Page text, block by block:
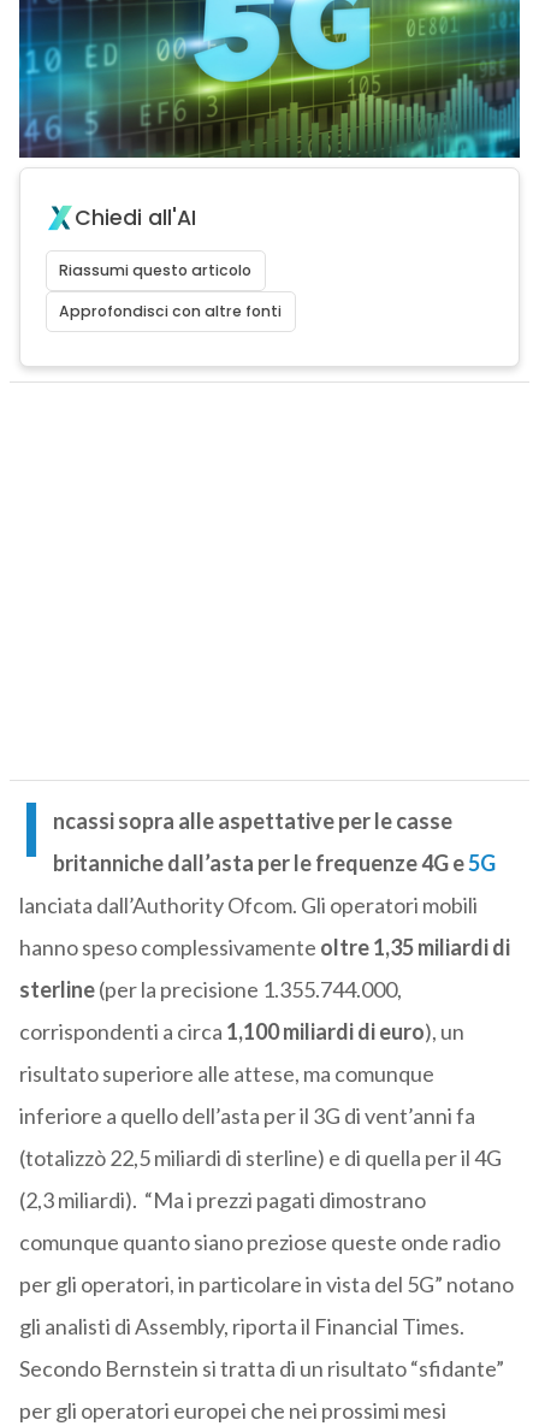
Chiedi all'AI
Riassumi questo articolo
Approfondisci con altre fonti
I
ncassi sopra alle aspettative per le casse
britanniche dall’asta per le frequenze 4G e5G
lanciata dall’Authority Ofcom. Gli operatori mobili
hanno speso complessivamente oltre 1,35 miliardi di
sterline(per la precisione 1.355.744.000,
corrispondenti a circa 1,100 miliardi di euro), un
risultato superiore alle attese, ma comunque
inferiore a quello dell’asta per il 3G di vent’anni fa
(totalizzò 22,5 miliardi di sterline) e di quella per il 4G
(2,3 miliardi). “Ma i prezzi pagati dimostrano
comunque quanto siano preziose queste onde radio
per gli operatori, in particolare in vista del 5G” notano
gli analisti di Assembly, riporta il Financial Times.
Secondo Bernstein si tratta di un risultato “sfidante”
per gli operatori europei che nei prossimi mesi